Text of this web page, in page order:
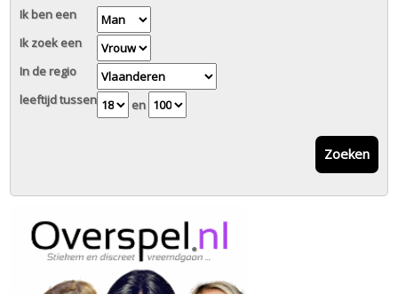
Ik ben een
Ik zoek een
In de regio
leeftijd tussen
en
Zoeken